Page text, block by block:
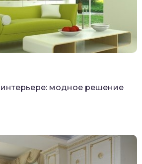
интерьере: модное решение